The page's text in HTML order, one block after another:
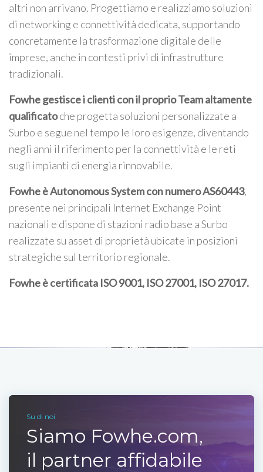
altri non arrivano. Progettiamo e realizziamo soluzioni
di networking e connettività dedicata, supportando
concretamente la trasformazione digitale delle
imprese, anche in contesti privi di infrastrutture
tradizionali.
Fowhe gestisce i clienti con il proprio Team altamente
qualificatoche progetta soluzioni personalizzate a
Surbo e segue nel tempo le loro esigenze, diventando
negli anni il riferimento per la connettività e le reti
sugli impianti di energia rinnovabile.
Fowhe è Autonomous System con numero AS60443,
presente nei principali Internet Exchange Point
nazionali e dispone di stazioni radio base a Surbo
realizzate su asset di proprietà ubicate in posizioni
strategiche sul territorio regionale.
Fowhe è certificata ISO 9001, ISO 27001, ISO 27017.
Su di noi
Siamo Fowhe.com,
il partner affidabile